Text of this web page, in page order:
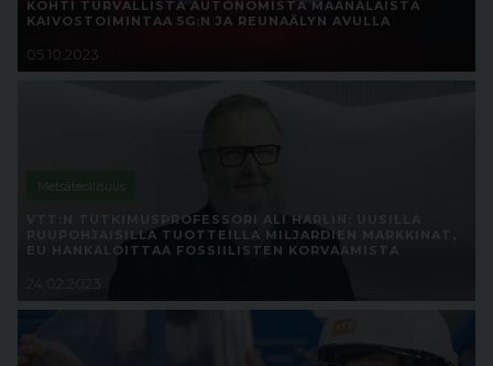
KOHTI TURVALLISTA AUTONOMISTA MAANALAISTA
KAIVOSTOIMINTAA 5G:N JA REUNAÄLYN AVULLA
05.10.2023
Metsäteollisuus
VTT:N TUTKIMUSPROFESSORI ALI HARLIN: UUSILLA
PUUPOHJAISILLA TUOTTEILLA MILJARDIEN MARKKINAT,
EU HANKALOITTAA FOSSIILISTEN KORVAAMISTA
24.02.2023